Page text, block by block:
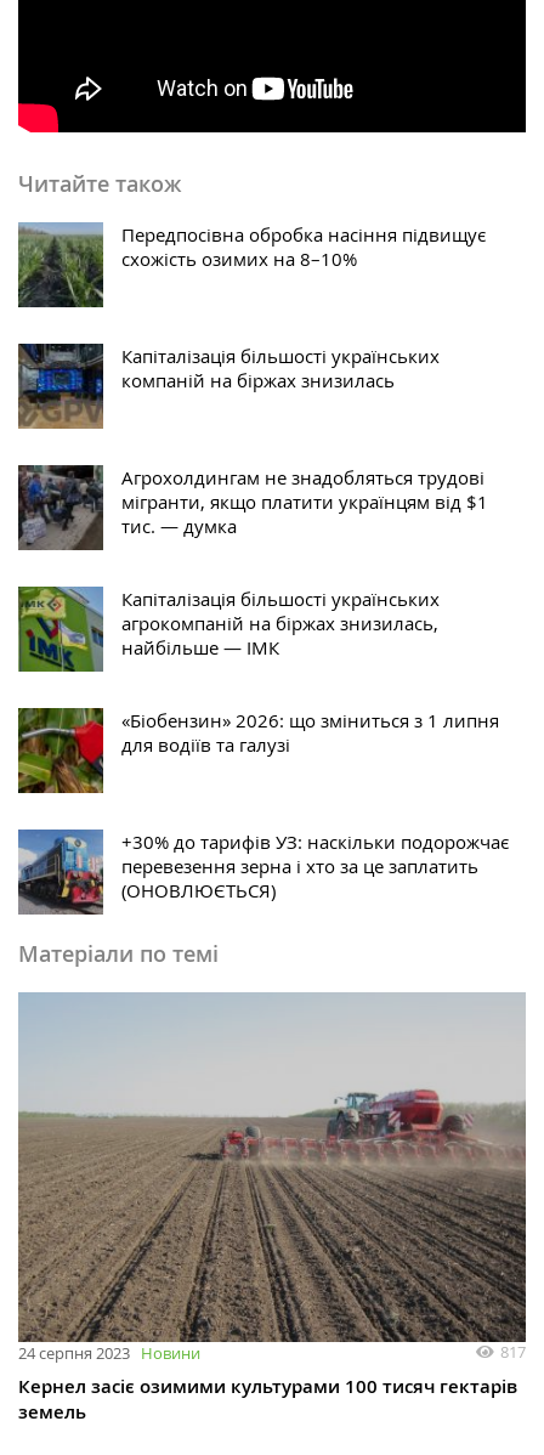
Читайте також
Передпосівна обробка насіння підвищує
схожість озимих на 8–10%
Капіталізація більшості українських
компаній на біржах знизилась
Агрохолдингам не знадобляться трудові
мігранти, якщо платити українцям від $1
тис. — думка
Капіталізація більшості українських
агрокомпаній на біржах знизилась,
найбільше — ІМК
«Біобензин» 2026: що зміниться з 1 липня
для водіїв та галузі
+30% до тарифів УЗ: наскільки подорожчає
перевезення зерна і хто за це заплатить
(ОНОВЛЮЄТЬСЯ)
Матеріали по темі
24 серпня 2023 Новини 817
Кернел засіє озимими культурами 100 тисяч гектарів
земель